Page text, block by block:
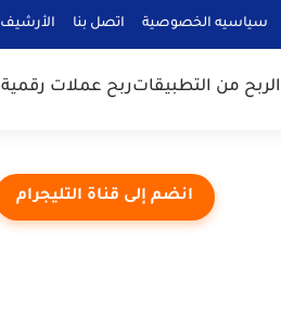
سياسيه الخصوصية اتصل بنا الأرشيف
الربح من التطبيقاتربح عملات رقمية
انضم إلى قناة التليجرام